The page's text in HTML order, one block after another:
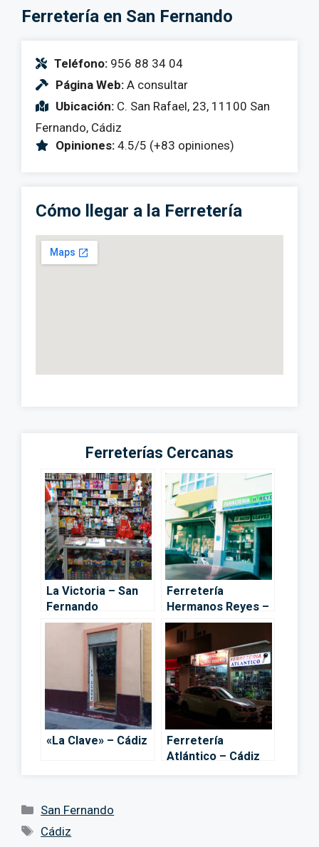
Ferretería en San Fernando
Teléfono: 956 88 34 04
Página Web: A consultar
Ubicación: C. San Rafael, 23, 11100 San
Fernando, Cádiz
Opiniones: 4.5/5 (+83 opiniones)
Cómo llegar a la Ferretería
Ferreterías Cercanas
La Victoria – San
Fernando
Ferretería
Hermanos Reyes –
San Fernando
«La Clave» – Cádiz
Ferretería
Atlántico – Cádiz
Categorías
San Fernando
Etiquetas
Cádiz